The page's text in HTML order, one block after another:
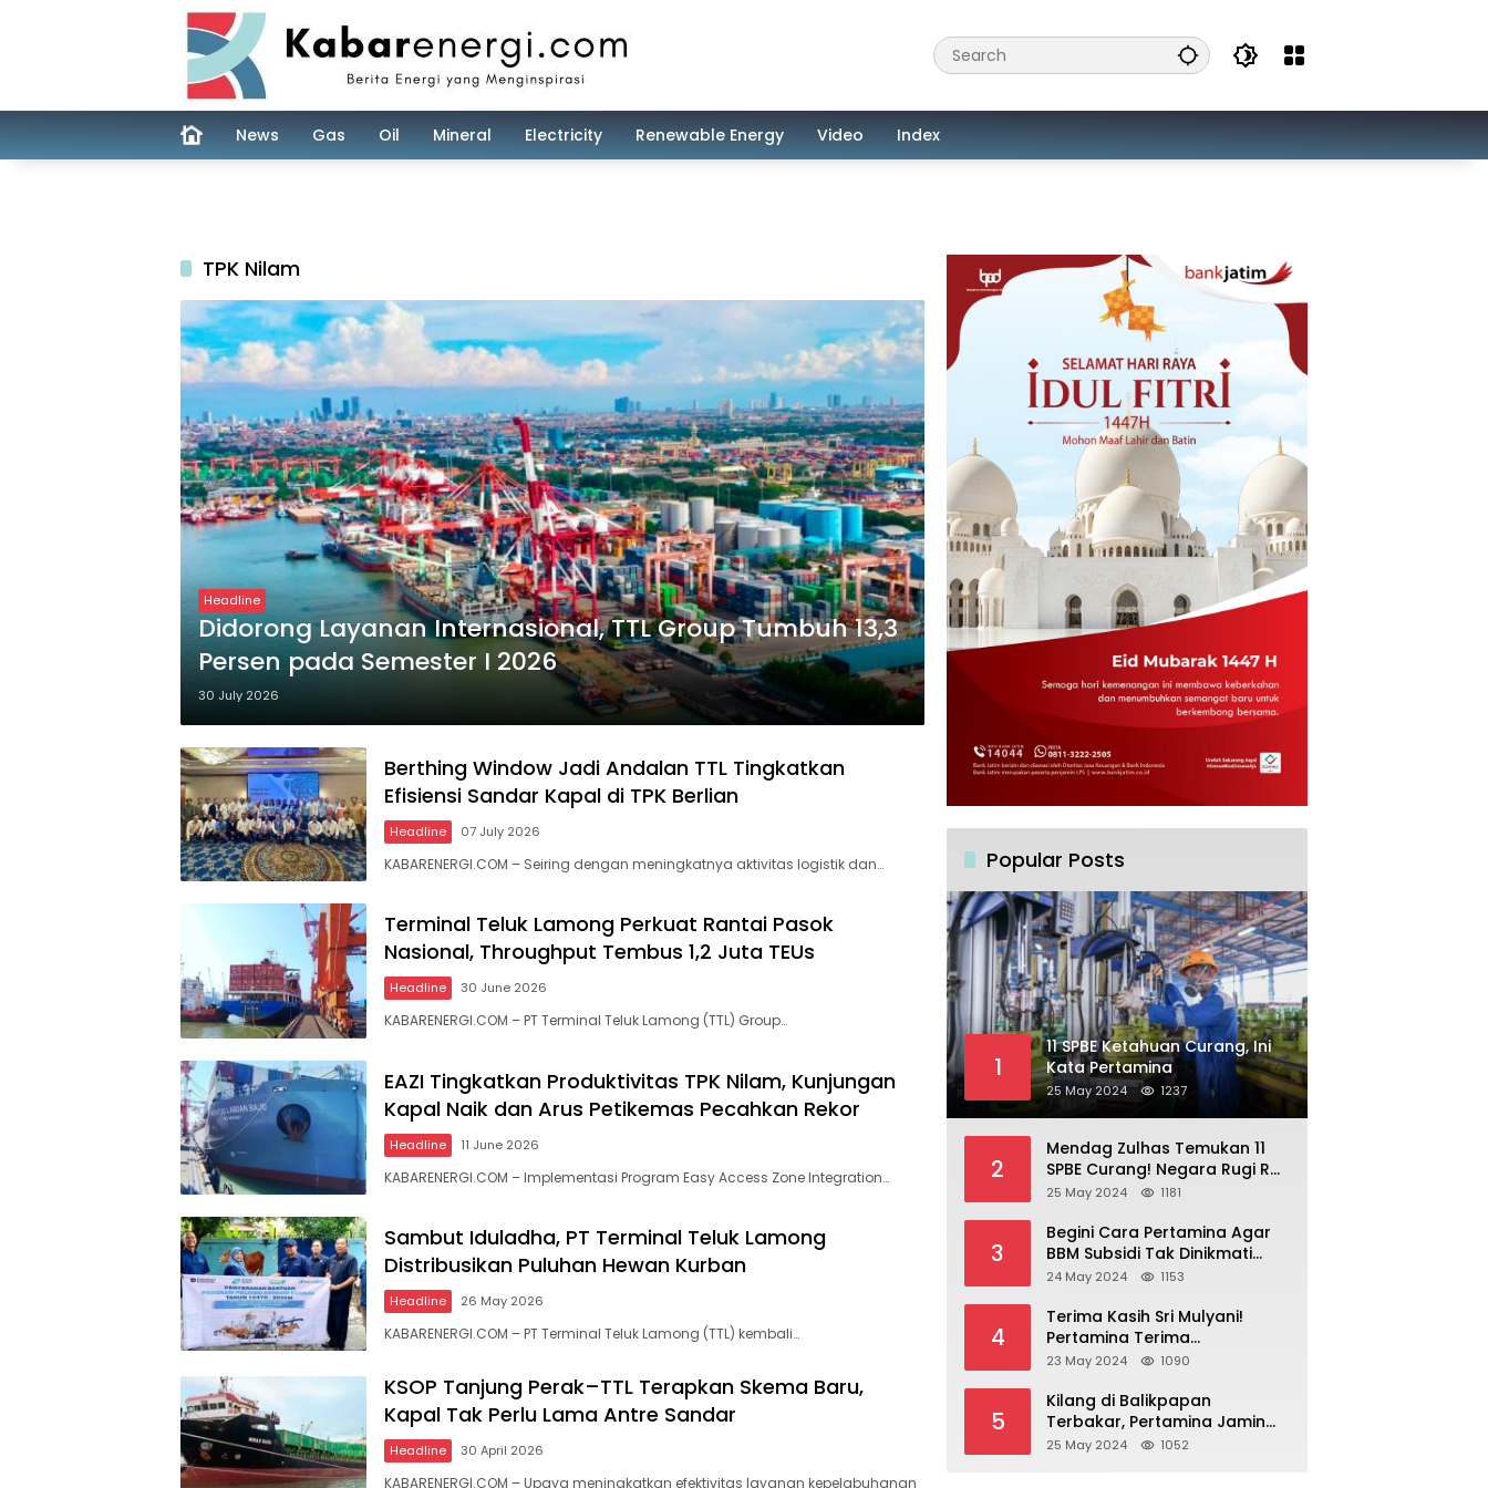
News Gas Oil Mineral Electricity Renewable Energy Video Index
TPK Nilam
Headline
Didorong Layanan Internasional, TTL Group Tumbuh 13,3
Persen pada Semester I 2026
30 July 2026
Berthing Window Jadi Andalan TTL Tingkatkan
Efisiensi Sandar Kapal di TPK Berlian
Headline 07 July 2026
KABARENERGI.COM – Seiring dengan meningkatnya aktivitas logistik dan…
Terminal Teluk Lamong Perkuat Rantai Pasok
Nasional, Throughput Tembus 1,2 Juta TEUs
Headline 30 June 2026
KABARENERGI.COM – PT Terminal Teluk Lamong (TTL) Group…
EAZI Tingkatkan Produktivitas TPK Nilam, Kunjungan
Kapal Naik dan Arus Petikemas Pecahkan Rekor
Headline 11 June 2026
KABARENERGI.COM – Implementasi Program Easy Access Zone Integration…
Sambut Iduladha, PT Terminal Teluk Lamong
Distribusikan Puluhan Hewan Kurban
Headline 26 May 2026
KABARENERGI.COM – PT Terminal Teluk Lamong (TTL) kembali…
KSOP Tanjung Perak–TTL Terapkan Skema Baru,
Kapal Tak Perlu Lama Antre Sandar
Headline 30 April 2026
KABARENERGI.COM – Upaya meningkatkan efektivitas layanan kepelabuhanan
Popular Posts
1
11 SPBE Ketahuan Curang, Ini
Kata Pertamina
25 May 2024 1237
2
Mendag Zulhas Temukan 11
SPBE Curang! Negara Rugi Rp
18,7 Miliar/ Tahun
25 May 2024 1181
3
Begini Cara Pertamina Agar
BBM Subsidi Tak Dinikmati
Orang Kaya!
24 May 2024 1153
4
Terima Kasih Sri Mulyani!
Pertamina Terima
Kompensasi BBM Rp 43,52
23 May 2024 1090
5
Kilang di Balikpapan
Terbakar, Pertamina Jamin
Pasokan BBM Aman
25 May 2024 1052